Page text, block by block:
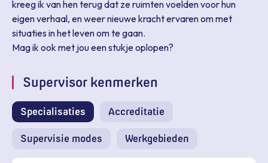
kreeg ik van hen terug dat ze ruimten voelden voor hun
eigen verhaal, en weer nieuwe kracht ervaren om met
situaties in het leven om te gaan.
Mag ik ook met jou een stukje oplopen?
Supervisor kenmerken
Specialisaties Accreditatie
Supervisie modes Werkgebieden